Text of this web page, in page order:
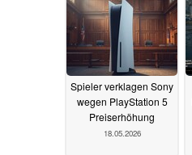
Spieler verklagen Sony
wegen PlayStation 5
Preiserhöhung
18.05.2026